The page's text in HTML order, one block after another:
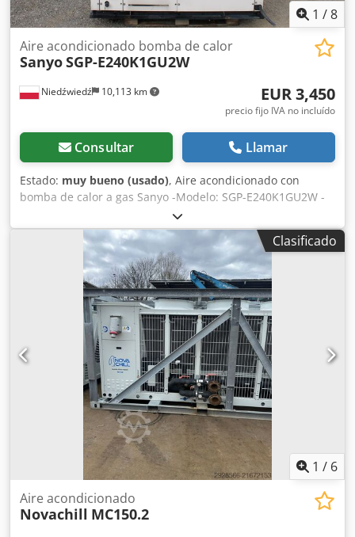
1 /8
Niedźwiedź 10,113 km
Aire acondicionado bomba de calor
SanyoSGP-E240K1GU2W
EUR 3,450
precio fijo IVA no incluído
Consultar Llamar
Estado: muy bueno (usado), Aire acondicionado con
bomba de calor a gas Sanyo -Modelo: SGP-E240K1GU2W -
Capacidad de refrigeración: 71 kW -Capacidad de
calefacción: 81 kW -Consumo de energía durante la
refrigeración: 54,5 kW -Consumo de energía en
calefacción: 58,6 kW -Nivel de sonoridad: 62 dB -
Refrigerante: R410 -Fuente de alimentación (V/Hz/Ph):
220/50/1 -Dimensiones exteriores: 1750 x 1050 x 2300 mm -
Número de ventiladores: 2 x 730 mm -Peso: 940 kg -Stock:
1 ud. Cedpfx Aiju Ebgus Ioha -Estado: usado
Clasificado
1 / 6
Aire acondicionado
Novachill MC150.2